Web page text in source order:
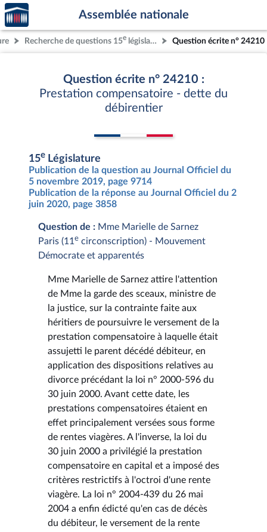
Aller au contenu
Aller en bas de la page
Accèder
à la
page
d'accueil
Assemblée nationale
Recherche de questions 15e législature Question écrite n° 24210
Question écrite n° 24210 :
Prestation compensatoire - dette du
débirentier
15e Législature
Publication de la question au Journal Officiel du
5 novembre 2019, page 9714
Publication de la réponse au Journal Officiel du 2
juin 2020, page 3858
Question de : Mme Marielle de Sarnez
Paris (11 e circonscription) - Mouvement
Démocrate et apparentés
Mme Marielle de Sarnez attire l'attention
de Mme la garde des sceaux, ministre de
la justice, sur la contrainte faite aux
héritiers de poursuivre le versement de la
prestation compensatoire à laquelle était
assujetti le parent décédé débiteur, en
application des dispositions relatives au
divorce précédant la loi n° 2000-596 du
30 juin 2000. Avant cette date, les
prestations compensatoires étaient en
effet principalement versées sous forme
de rentes viagères. A l'inverse, la loi du
30 juin 2000 a privilégié la prestation
compensatoire en capital et a imposé des
critères restrictifs à l'octroi d'une rente
viagère. La loi n° 2004-439 du 26 mai
2004 a enfin édicté qu'en cas de décès
du débiteur, le versement de la rente